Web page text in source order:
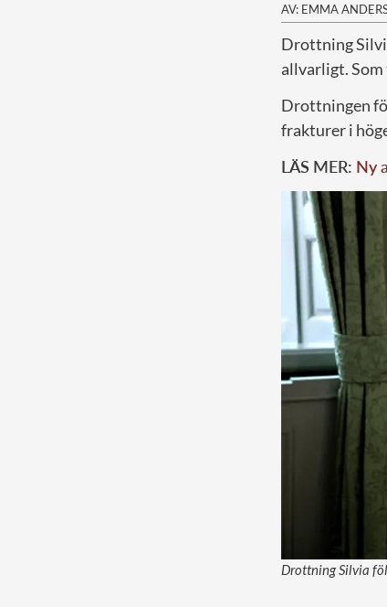
AV: EMMA
Drottning
allvarligt. Som
Drottningen
frakturer i
LÄS MER: Ny
Drottning Silvia